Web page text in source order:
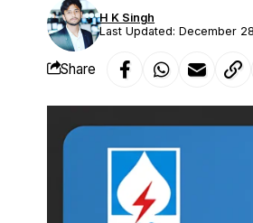
Last Updated: December
H K Singh
Share